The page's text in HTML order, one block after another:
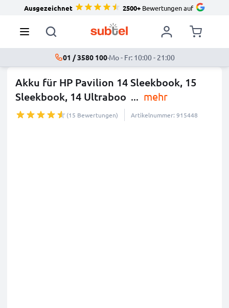
Ausgezeichnet 2500+Bewertungen auf
01 / 3580 100·Mo - Fr: 10:00 - 21:00
Akku für HP Pavilion 14 Sleekbook, 15
Sleekbook, 14 Ultraboo ... mehr
(15 Bewertungen) Artikelnummer: 915448